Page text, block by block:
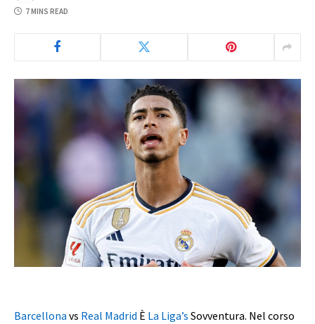
7 MINS READ
Barcellona vs Real Madrid È La Liga’s Sovventura. Nel corso